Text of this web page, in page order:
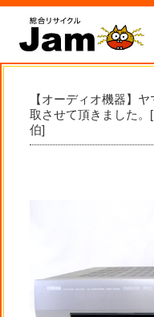
【オーディオ機器】
取させて頂きました
伯]